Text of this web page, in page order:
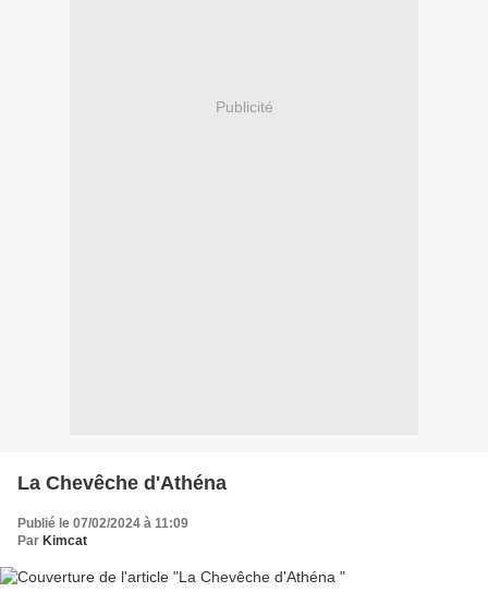
Publicité
La Chevêche d'Athéna
Publié le 07/02/2024 à 11:09
Par Kimcat